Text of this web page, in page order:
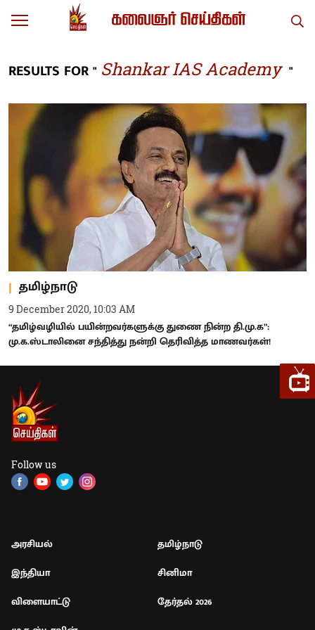
RESULTS FOR " Shankar IAS Academy "
தமிழ்நாடு
9 December 2020, 10:03 AM
“தமிழ்வழியில் பயின்றவர்களுக்கு துணை நின்ற தி.மு.க”:
மு.க.ஸ்டாலினை சந்தித்து நன்றி தெரிவித்த மாணவர்கள்!
Follow us
அரசியல்
தமிழ்நாடு
இந்தியா
சினிமா
விளையாட்டு
தேர்தல் 2026